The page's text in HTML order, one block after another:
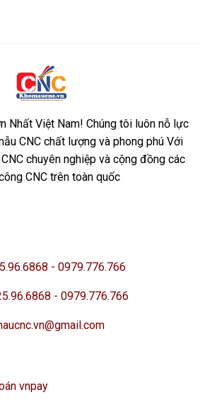
Nhất Việt Nam! Chúng tôi luôn nỗ lực
CNC chất lượng và phong phú Với
chuyên nghiệp và cộng đồng các
CNC trên toàn quốc
- 0979.776.766
- 0979.776.766
vnpay